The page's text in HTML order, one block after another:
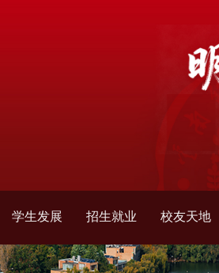
学生发展 招生就业 校友天地